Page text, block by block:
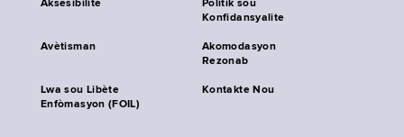
Aksesibilite
Politik sou
Konfidansyalite
Avètisman
Akomodasyon
Rezonab
Lwa sou Libète
Enfòmasyon (FOIL)
Kontakte Nou